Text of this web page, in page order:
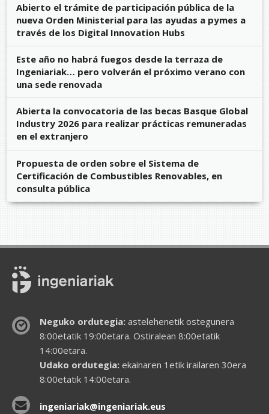
Abierto el trámite de participación pública de la
nueva Orden Ministerial para las ayudas a pymes a
través de los Digital Innovation Hubs
Este año no habrá fuegos desde la terraza de
Ingeniariak… pero volverán el próximo verano con
una sede renovada
Abierta la convocatoria de las becas Basque Global
Industry 2026 para realizar prácticas remuneradas
en el extranjero
Propuesta de orden sobre el Sistema de
Certificación de Combustibles Renovables, en
consulta pública
Neguko ordutegia:astelehenetik ostegunera
8:00etatik 19:00etara. Ostiralean 8:00etatik
14:00etara.
Udako ordutegia:ekainaren 1etik irailaren 30era
8:00etatik 14:00etara.
ingeniariak@ingeniariak.eus